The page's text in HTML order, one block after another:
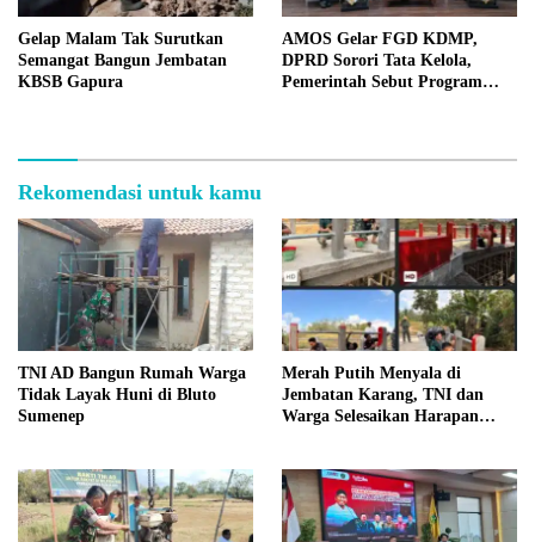
Gelap Malam Tak Surutkan
Semangat Bangun Jembatan
KBSB Gapura
AMOS Gelar FGD KDMP,
DPRD Sorori Tata Kelola,
Pemerintah Sebut Program
Rekomendasi untuk kamu
TNI AD Bangun Rumah Warga
Tidak Layak Huni di Bluto
Sumenep
Merah Putih Menyala di
Jembatan Karang, TNI dan
Warga Selesaikan Harapan